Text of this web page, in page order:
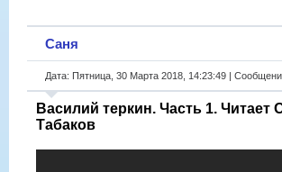
Саня
Дата: Пятница, 30 Марта 2018, 14:23:49 |
Василий теркин. Часть 1. Читает
Табаков